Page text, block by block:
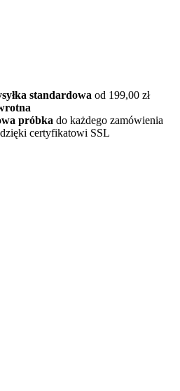
standardowa od 199,00 zł
próbka do każdego zamówienia
dzięki certyfikatowi SSL